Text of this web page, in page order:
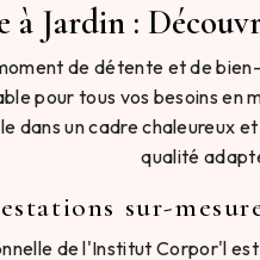
à Jardin :
de détente et de
pour tous vos besoins en
dans un cadre chaleureux
qualité
sur-
de l'Institut Corpor'l